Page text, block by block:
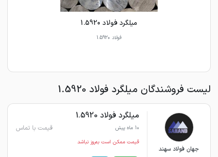
میلگرد فولاد 1.5920
فولاد 1.5920
لیست فروشندگان میلگرد فولاد 1.5920
جهان فولاد سهند
میلگرد فولاد 1.5920
10 ماه پیش قیمت با تماس
قیمت ممکن است به‌روز نباشد